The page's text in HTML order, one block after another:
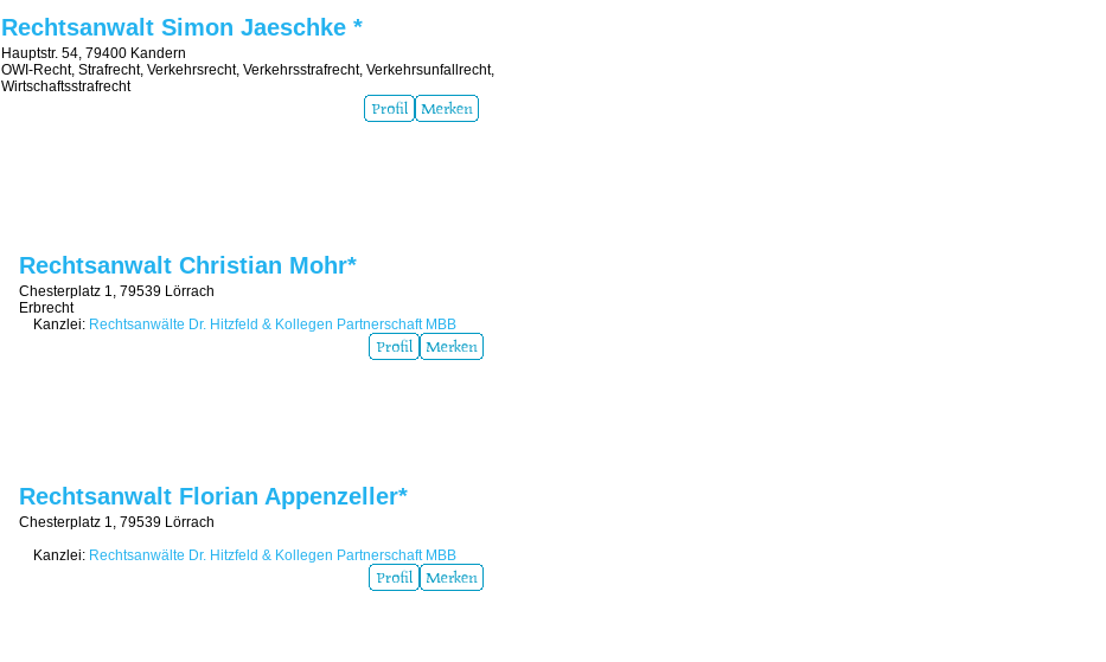
Rechtsanwalt Simon Jaeschke *
Hauptstr. 54, 79400 Kandern
OWI-Recht, Strafrecht, Verkehrsrecht, Verkehrsstrafrecht, Verkehrsunfallrecht,
Wirtschaftsstrafrecht
Rechtsanwalt Christian Mohr*
Chesterplatz 1, 79539 Lörrach
Erbrecht
Kanzlei: Rechtsanwälte Dr. Hitzfeld & Kollegen Partnerschaft MBB
Rechtsanwalt Florian Appenzeller*
Chesterplatz 1, 79539 Lörrach
Kanzlei: Rechtsanwälte Dr. Hitzfeld & Kollegen Partnerschaft MBB